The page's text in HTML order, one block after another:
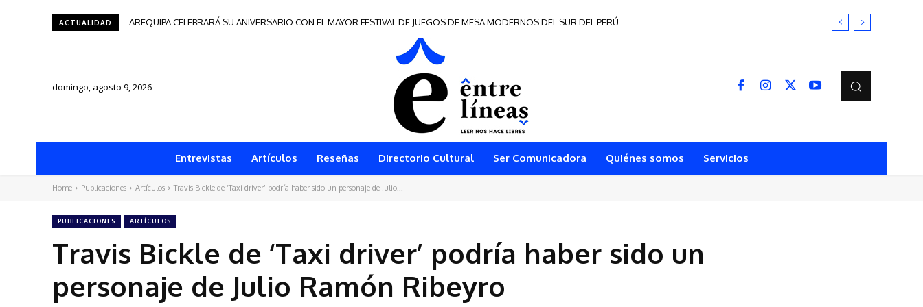
ACTUALIDAD AREQUIPA CELEBRARÁ SU ANIVERSARIO CON EL MAYOR FESTIVAL DE JUEGOS DE MESA MODERNOS DEL SUR DEL PERÚ
Tacna será sede del Festival de Autores de Frontera 2026
domingo, agosto 9, 2026
Entrevistas Artículos Reseñas Directorio Cultural Ser Comunicadora Quiénes somos Servicios
Home Publicaciones Artículos Travis Bickle de ‘Taxi driver’ podría haber sido un personaje de Julio...
PUBLICACIONES ARTÍCULOS
Travis Bickle de ‘Taxi driver’ podría haber sido un
personaje de Julio Ramón Ribeyro